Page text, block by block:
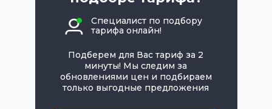
Специалист по подбору
тарифа онлайн!
Подберем для Вас тариф за 2
минуты! Мы следим за
обновлениями цен и подбираем
только выгодные предложения